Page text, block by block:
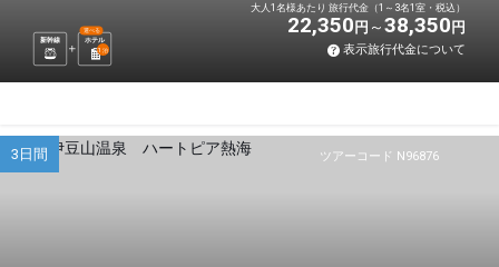
新幹線 ホテル
選べる
1 泊
大人1名様あたり 旅行代金（1～3名1室・税込）
22,350 円 38,350 円
表示旅行代金について
ツアーコード N96876
3日間